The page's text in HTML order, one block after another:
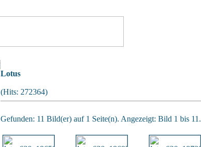
Lotus
(Hits: 272364)
Gefunden: 11 Bild(er) auf 1 Seite(n). Angezeigt: Bild 1 bis 11.